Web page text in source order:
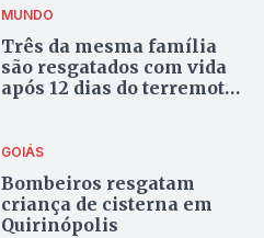
MUNDO
Três da mesma família
são resgatados com vida
após 12 dias do terremoto
GOIÁS
Bombeiros resgatam
criança de cisterna em
Quirinópolis